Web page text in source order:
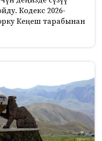
Кодекс 2026-
Кеңеш тарабынан